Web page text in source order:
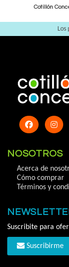
Cotillón
Los
NOSOTROS
Acerca de
Cómo comprar
Términos y
Suscribite para
Suscribirme